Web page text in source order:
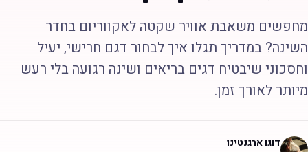
משאבת אוויר שקטה לאקווריום בחדר
במדריך תגלו איך לבחור דגם חרישי, יעיל
שיבטיח דגים בריאים ושינה רגועה בלי רעש
לאורך זמן.
דוגו ארגנטינו